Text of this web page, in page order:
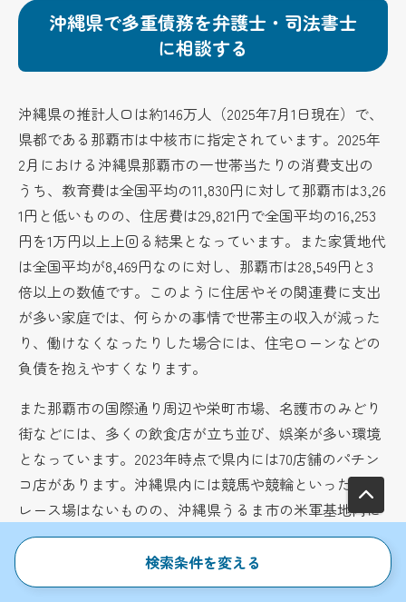
沖縄県で多重債務を弁護士・司法書士
に相談する
沖縄県の推計人口は約146万人（2025年7月1日現在）で、
県都である那覇市は中核市に指定されています。2025年
2月における沖縄県那覇市の一世帯当たりの消費支出の
うち、教育費は全国平均の11,830円に対して那覇市は3,26
1円と低いものの、住居費は29,821円で全国平均の16,253
円を1万円以上上回る結果となっています。また家賃地代
は全国平均が8,469円なのに対し、那覇市は28,549円と3
倍以上の数値です。このように住居やその関連費に支出
が多い家庭では、何らかの事情で世帯主の収入が減った
り、働けなくなったりした場合には、住宅ローンなどの
負債を抱えやすくなります。
また那覇市の国際通り周辺や栄町市場、名護市のみどり
街などには、多くの飲食店が立ち並び、娯楽が多い環境
となっています。2023年時点で県内には70店舗のパチン
コ店があります。沖縄県内には競馬や競輪といった公営
レース場はないものの、沖縄県うるま市の米軍基地内に
ある「TAIYO GOLF CLUB」内にはスロットマシーンが並
ぶカジノエリアがあります。自己破産における負債原因
の一位は「生活苦・低所得」ですが、「ギャンブル」
検索条件を変える